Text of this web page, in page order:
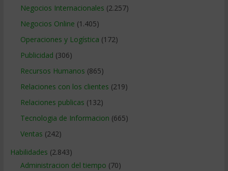
Negocios Internacionales (2.257)
Negocios Online (1.405)
Operaciones y Logística (172)
Publicidad (306)
Recursos Humanos (865)
Relaciones con los clientes (219)
Relaciones publicas (132)
Tecnologia de Informacion (665)
Ventas (242)
Habilidades (2.843)
Administracion del tiempo (70)